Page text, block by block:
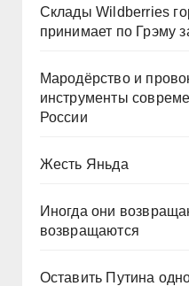
Склады Wildberries
принимает по Грэму
Мародёрство и
инструменты
России
Жесть Яньда
Иногда они
возвращаются
Оставить Путина